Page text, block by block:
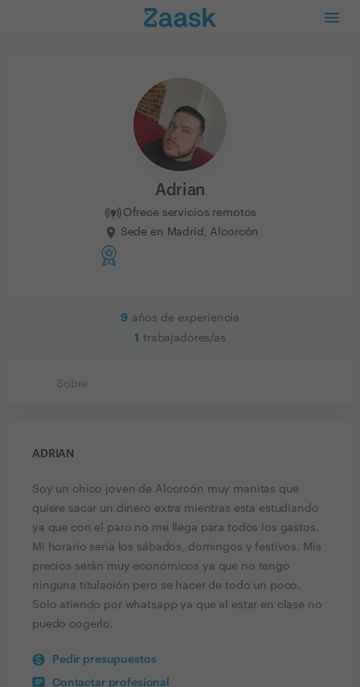
Adrian
Ofrece servicios remotos
Sede en Madrid, Alcorcón
9 años de experiencia
1 trabajadores/as
Sobre
ADRIAN
Soy un chico joven de Alcorcón muy manitas que
quiere sacar un dinero extra mientras esta estudiando
ya que con el paro no me llega para todos los gastos.
Mi horario seria los sábados, domingos y festivos. Mis
precios serán muy económicos ya que no tengo
ninguna titulación pero se hacer de todo un poco.
Solo atiendo por whatsapp ya que al estar en clase no
puedo cogerlo.
Pedir presupuestos
Contactar profesional